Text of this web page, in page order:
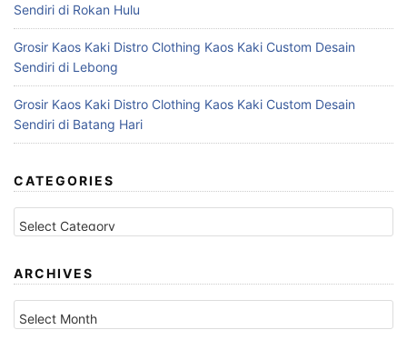
Sendiri di Rokan Hulu
Grosir Kaos Kaki Distro Clothing Kaos Kaki Custom Desain
Sendiri di Lebong
Grosir Kaos Kaki Distro Clothing Kaos Kaki Custom Desain
Sendiri di Batang Hari
CATEGORIES
C
a
e
r
ARCHIVES
A